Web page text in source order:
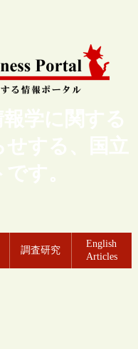
学に関する
する、国立
す。
調査研究
English
Articles